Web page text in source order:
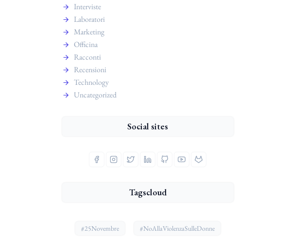
Interviste
Laboratori
Marketing
Officina
Racconti
Recensioni
Technology
Uncategorized
Social sites
Tagscloud
#25Novembre #NoAllaViolenzaSulleDonne